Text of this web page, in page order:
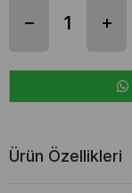
Ürün Özellikleri